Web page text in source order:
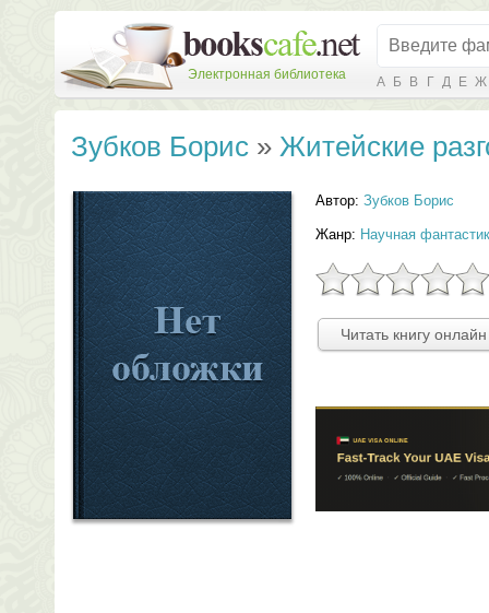
Электронная библиотека А Б В Г Д Е Ж
Зубков Борис » Житейские
Автор: Зубков Борис
Жанр: Научная
Читать книгу